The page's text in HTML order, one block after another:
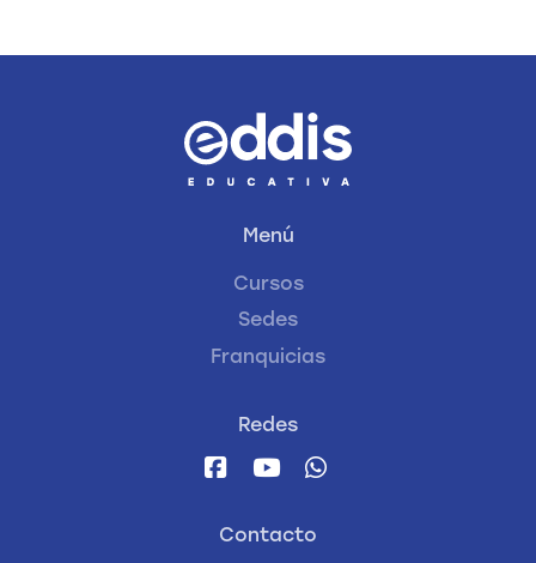
Menú
Cursos
Sedes
Franquicias
Redes
Contacto